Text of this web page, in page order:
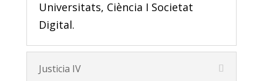
Universitats, Ciència I Societat
Digital.
Justicia IV